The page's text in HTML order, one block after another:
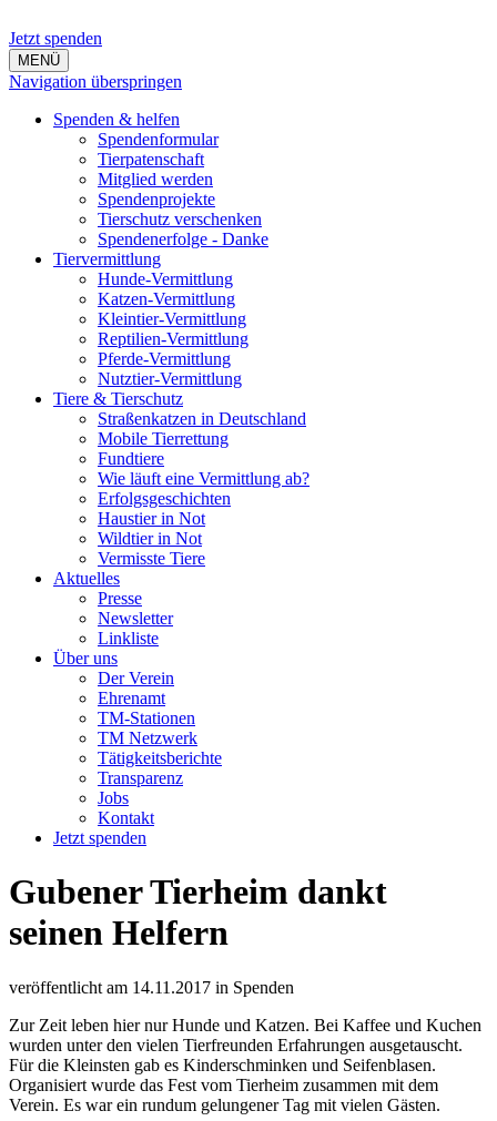
Jetzt spenden
MENÜ
Navigation überspringen
Spenden & helfen
Spendenformular
Tierpatenschaft
Mitglied werden
Spendenprojekte
Tierschutz verschenken
Spendenerfolge - Danke
Tiervermittlung
Hunde-Vermittlung
Katzen-Vermittlung
Kleintier-Vermittlung
Reptilien-Vermittlung
Pferde-Vermittlung
Nutztier-Vermittlung
Tiere & Tierschutz
Straßenkatzen in Deutschland
Mobile Tierrettung
Fundtiere
Wie läuft eine Vermittlung ab?
Erfolgsgeschichten
Haustier in Not
Wildtier in Not
Vermisste Tiere
Aktuelles
Presse
Newsletter
Linkliste
Über uns
Der Verein
Ehrenamt
TM-Stationen
TM Netzwerk
Tätigkeitsberichte
Transparenz
Jobs
Kontakt
Jetzt spenden
Gubener Tierheim dankt
seinen Helfern
veröffentlicht am 14.11.2017 in Spenden
Zur Zeit leben hier nur Hunde und Katzen. Bei Kaffee und Kuchen
wurden unter den vielen Tierfreunden Erfahrungen ausgetauscht.
Für die Kleinsten gab es Kinderschminken und Seifenblasen.
Organisiert wurde das Fest vom Tierheim zusammen mit dem
Verein. Es war ein rundum gelungener Tag mit vielen Gästen.